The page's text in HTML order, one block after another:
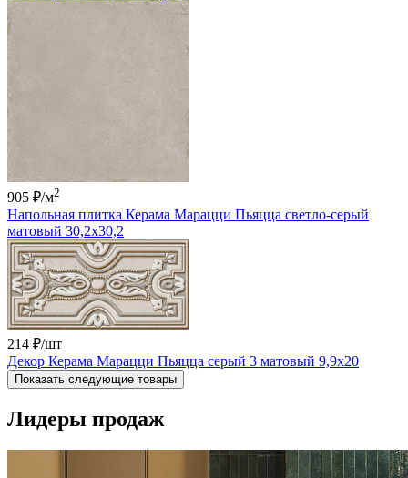
905 ₽/м2
Напольная плитка Керама Марацци Пьяцца светло-серый
матовый 30,2x30,2
214 ₽/шт
Декор Керама Марацци Пьяцца серый 3 матовый 9,9x20
Показать следующие товары
Лидеры продаж